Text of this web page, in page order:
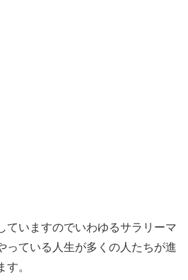
ていますのでいわゆるサラリーマ
っている人生が多くの人たちが進
。